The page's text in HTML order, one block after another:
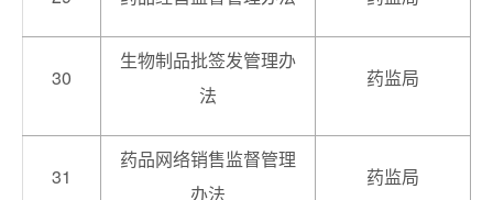
30
生物制品批签发管理办
法
药监局
31
药品网络销售监督管理
办法
药监局